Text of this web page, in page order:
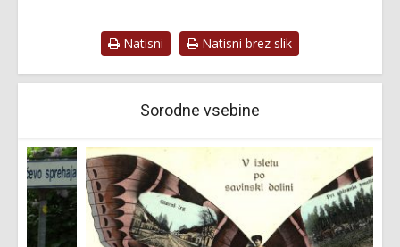
Natisni Natisni brez slik
Sorodne vsebine